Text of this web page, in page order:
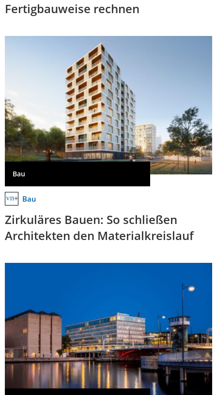
Fertigbauweise rechnen
Bau
Bau
Zirkuläres Bauen: So schließen
Architekten den Materialkreislauf